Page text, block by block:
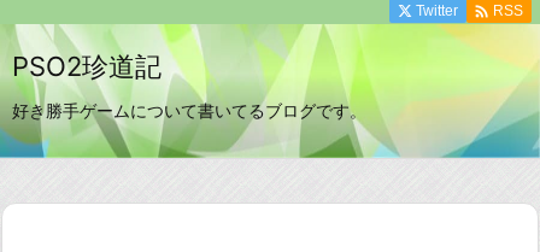
PSO2珍道記
好き勝手ゲームについて書いてるブログです。
Twitter  RSS